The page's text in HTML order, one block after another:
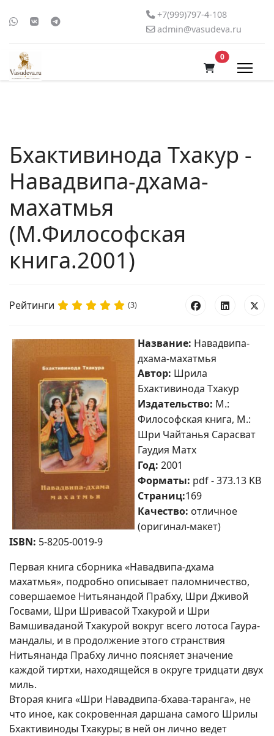
+7(999)797-4-108
admin@vasudeva.ru
0В корзину
Бхактивинода Тхакур -
Навадвипа-дхама-
махатмья
(М.Философская
книга.2001)
Рейтинги (3)
Название: Навадвипа-
дхама-махатмья
Автор: Шрила
Бхактивинода Тхакур
Издательство: М.:
Философская книга, М.:
Шри Чайтанья Сарасват
Гаудия Матх
Год: 2001
Форматы: pdf - 373.13 KB
Страниц:169
Качество: отличное
(оригинал-макет)
ISBN: 5-8205-0019-9
Первая книга сборника «Навадвипа-дхама
махатмья», подробно описывает паломничество,
совершаемое Нитьянандой Прабху, Шри Дживой
Госвами, Шри Шривасой Тхакурой и Шри
Вамшиваданой Тхакурой вокруг всего лотоса Гаура-
мандалы, и в продолжение этого странствия
Нитьянанда Прабху лично поясняет значение
каждой тиртхи, находящейся в округе тридцати двух
миль.
Вторая книга «Шри Навадвипа-бхава-таранга», не
что иное, как сокровенная даршана самого Шрилы
Бхактивиноды Тхакуры; в ней он лично ведет